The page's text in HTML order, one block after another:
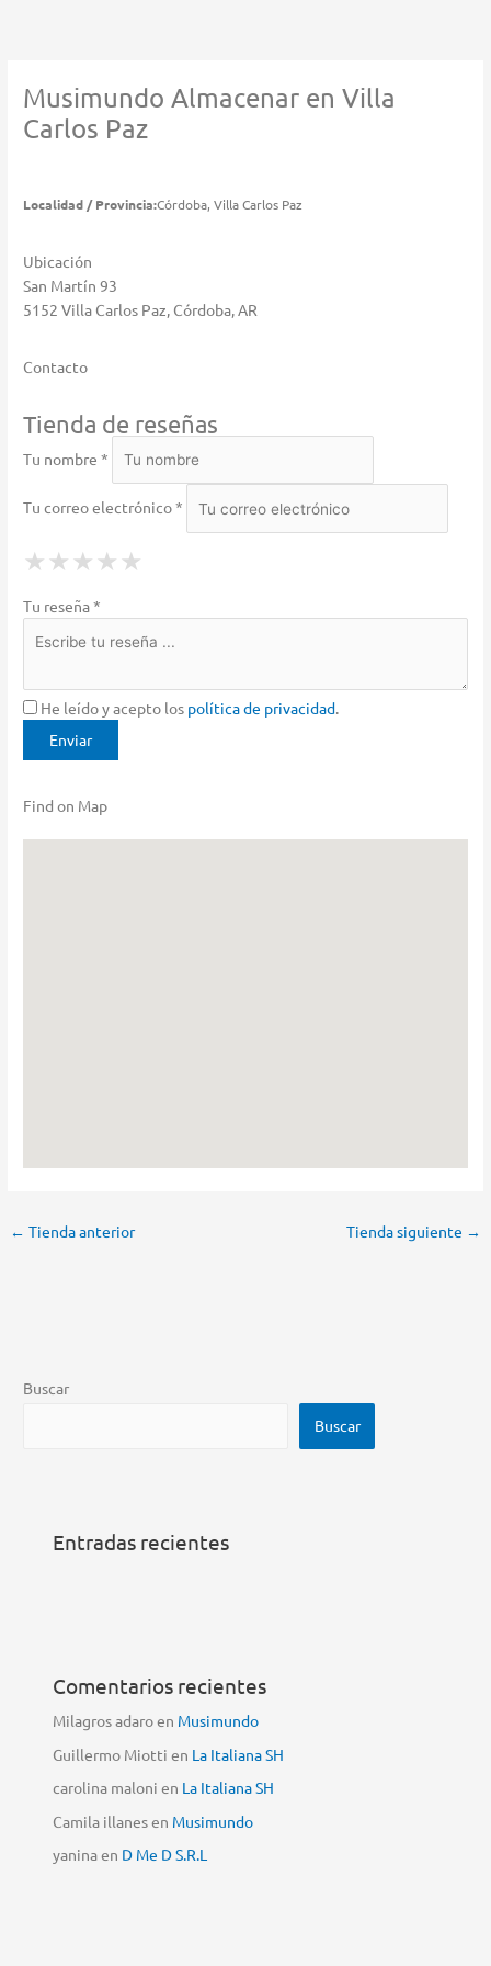
MusimundoAlmacenar en Villa
Carlos Paz
Localidad / Provincia:Córdoba, Villa Carlos Paz
Ubicación
San Martín 93
5152 Villa Carlos Paz, Córdoba, AR
Contacto
Tienda de reseñas
Tu nombre *
Tu correo electrónico *
★ 1 Star
★ ★ 2 Stars
★ ★ ★ 3 Stars
★ ★ ★ ★ 4 Stars
★ ★ ★ ★ ★
Tu reseña *
He leído y acepto los política de privacidad.
Find on Map
← Tienda anterior Tienda siguiente →
Buscar
Buscar
Entradas recientes
Comentarios recientes
Milagros adaroen Musimundo
Guillermo Miotti en La Italiana SH
carolina maloni en La Italiana SH
Camila illanesen Musimundo
yaninaen D Me D S.R.L